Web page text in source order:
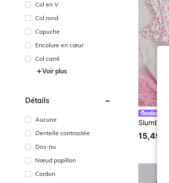
Col en V
Col rond
Capuche
Encolure en cœur
Col carré
Voir plus
Détails
Aucune
Dentelle contrastée
Dos-nu
Nœud papillon
Cordon
15,49€